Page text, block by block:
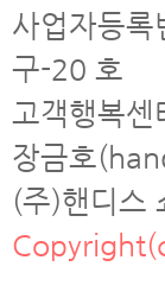
사업자등
구-20 호
고객행복센
장금호
(주)핸디스